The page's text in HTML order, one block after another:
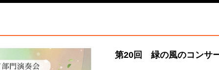
第20回 緑の風のコンサ